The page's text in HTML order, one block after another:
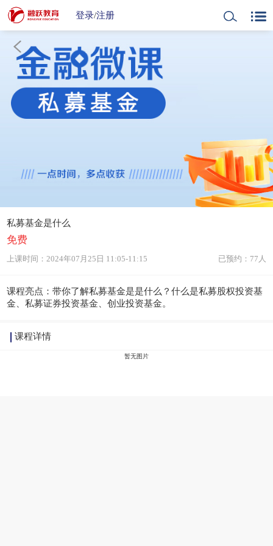
登录/注册
私募基金是什么
免费
上课时间：2024年07月25日 11:05-11:15 已预约：77人
课程亮点：带你了解私募基金是是什么？什么是私募股权投资基
金、私募证券投资基金、创业投资基金。
课程详情
暂无图片